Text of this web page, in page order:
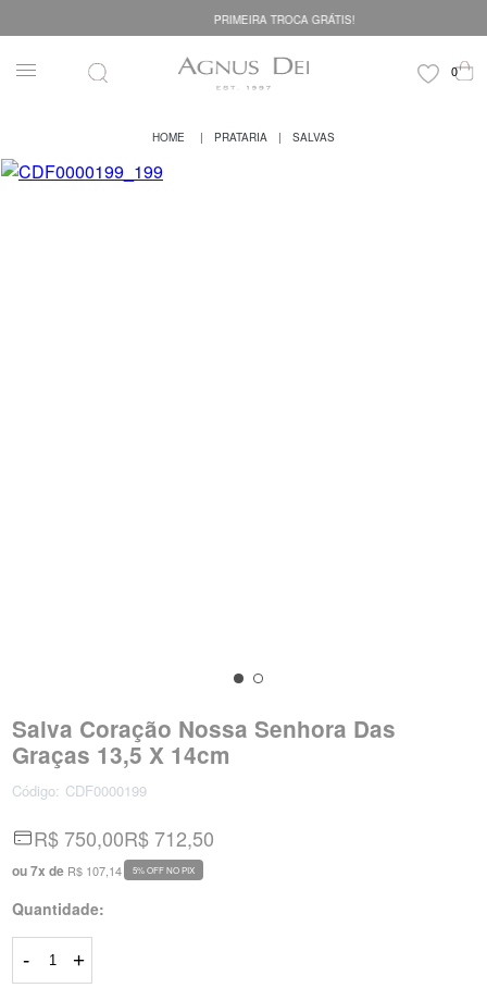
PRIMEIRA TROCA GRÁTIS!
PRATARIA SALVAS
Salva Coração Nossa Senhora Das
Graças 13,5 X 14cm
Código: CDF0000199
R$ 750,00
ou7x de R$ 107,14
R$ 712,50
5% OFF NO PIX
Quantidade:
- +